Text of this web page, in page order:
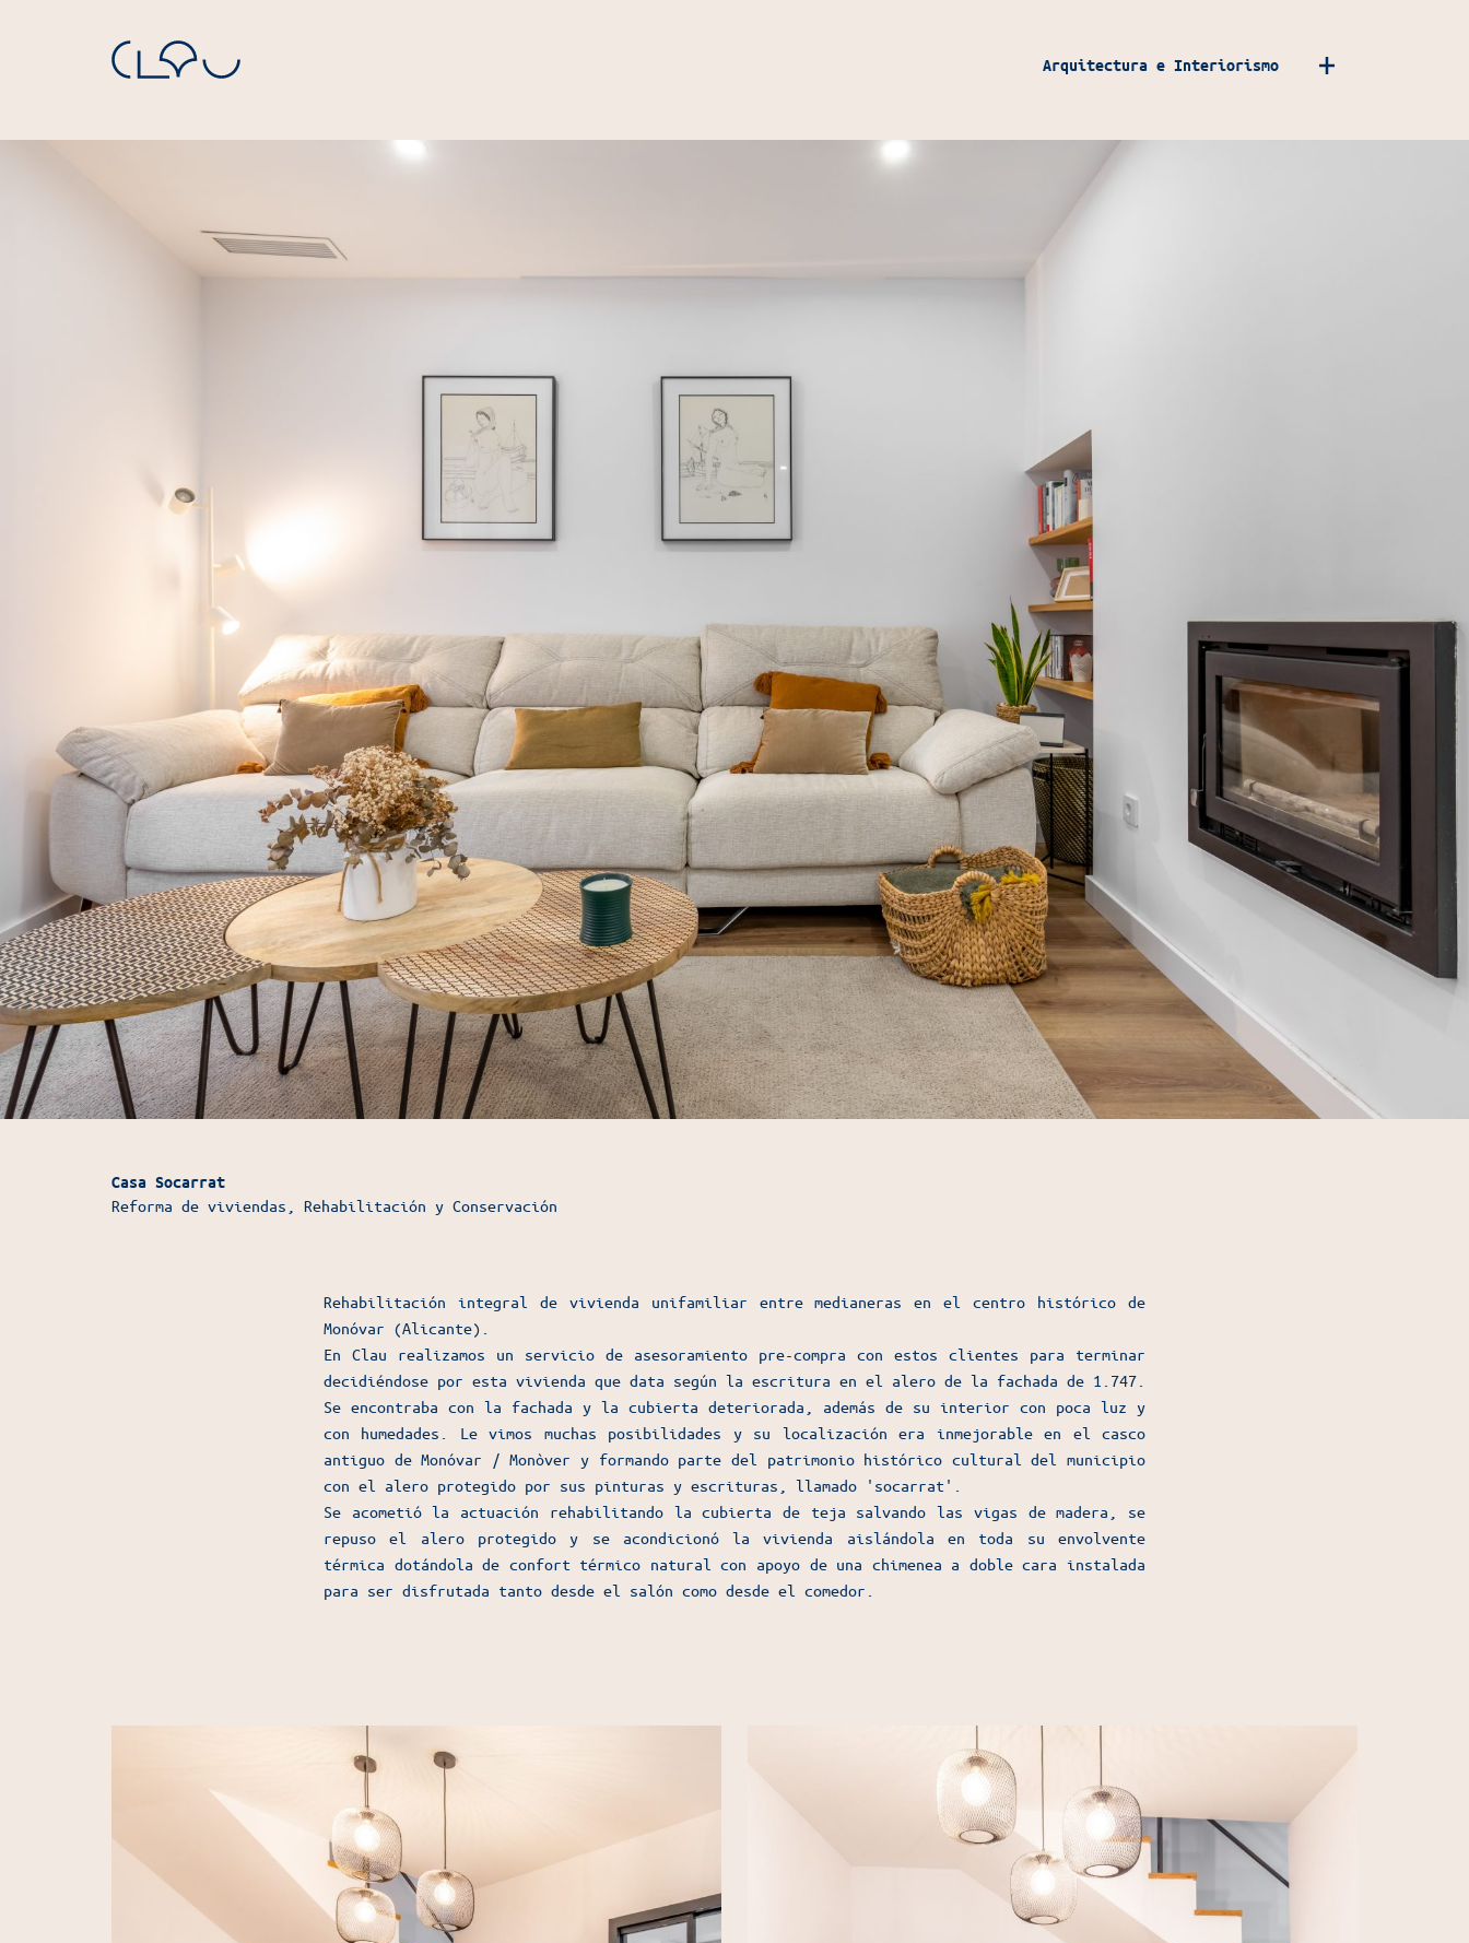
Navegación principal Arquitectura e Interiorismo
Casa Socarrat
Reforma de viviendas, Rehabilitación y Conservación
Rehabilitación integral de vivienda unifamiliar entre medianeras en el centro histórico de
Monóvar (Alicante).
En Clau realizamos un servicio de asesoramiento pre-compra con estos clientes para terminar
decidiéndose por esta vivienda que data según la escritura en el alero de la fachada de 1.747.
Se encontraba con la fachada y la cubierta deteriorada, además de su interior con poca luz y
con humedades. Le vimos muchas posibilidades y su localización era inmejorable en el casco
antiguo de Monóvar / Monòver y formando parte del patrimonio histórico cultural del municipio
con el alero protegido por sus pinturas y escrituras, llamado 'socarrat'.
Se acometió la actuación rehabilitando la cubierta de teja salvando las vigas de madera, se
repuso el alero protegido y se acondicionó la vivienda aislándola en toda su envolvente
térmica dotándola de confort térmico natural con apoyo de una chimenea a doble cara instalada
para ser disfrutada tanto desde el salón como desde el comedor.